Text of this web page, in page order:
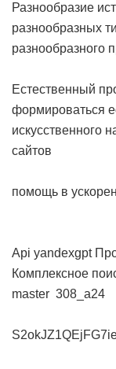
Разнообразие
разнообразных
разнообразного
Естественный
формироваться
искусственного
сайтов
помощь в
Api yandexgpt
Комплексное
master 308_a24